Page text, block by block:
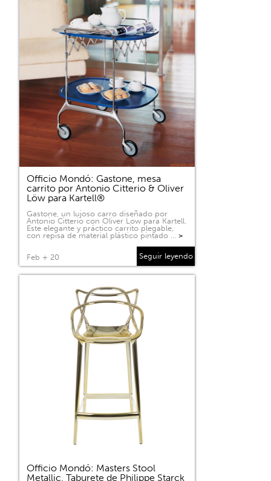
Officio Mondó: Gastone, mesa
carrito por Antonio Citterio & Oliver
Löw para Kartell®
Gastone, un lujoso carro diseñado por
Antonio Citterio con Oliver Low para Kartell.
Este elegante y práctico carrito plegable,
con repisa de material plástico pintado … >
Feb + 20 Seguir leyendo
Officio Mondó: Masters Stool
Metallic, Taburete de Philippe Starck